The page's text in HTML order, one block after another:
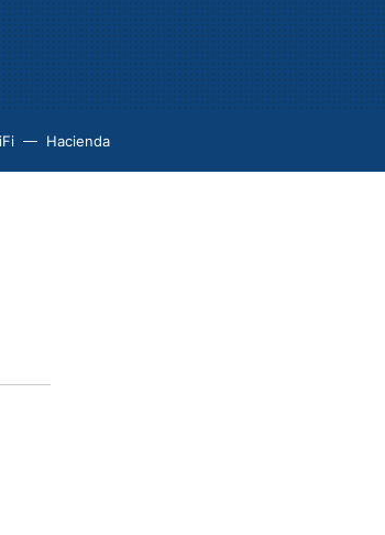
Hacienda